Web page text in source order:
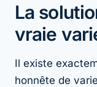
La
vraie
Il existe
honnête de